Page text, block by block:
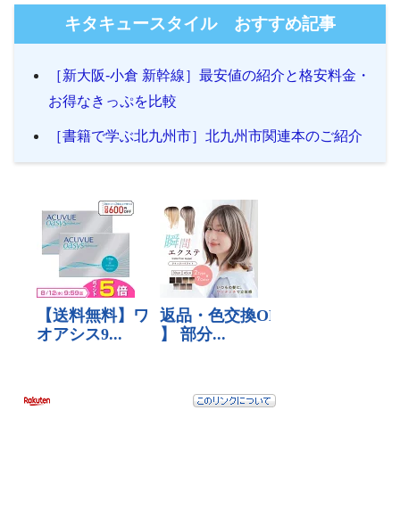
キタキュースタイル おすすめ記事
［新大阪-小倉 新幹線］最安値の紹介と格安料金・
お得なきっぷを比較
［書籍で学ぶ北九州市］北九州市関連本のご紹介